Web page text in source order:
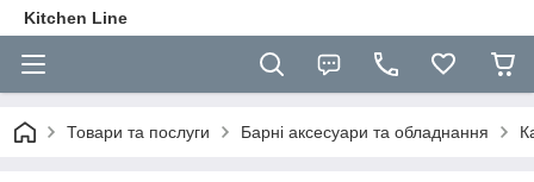
Kitchen Line
Товари та послуги Барні аксесуари та обладнання